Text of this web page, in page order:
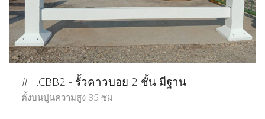
#H.CBB2 - รั้วคาวบอย 2 ชั้น มีฐาน
ตั้งบนปูนความสูง 85 ซม